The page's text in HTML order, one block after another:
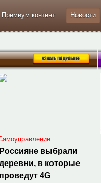
контент Новости
Россияне выбрали
в которые
проведут 4G